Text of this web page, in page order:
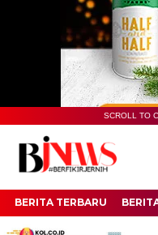
SCROLL TO
BERITA TERBARU